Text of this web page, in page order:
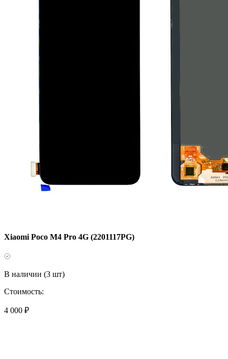
Xiaomi Poco M4 Pro 4G (2201117PG)
В наличии (3 шт)
Стоимость:
4 000 ₽